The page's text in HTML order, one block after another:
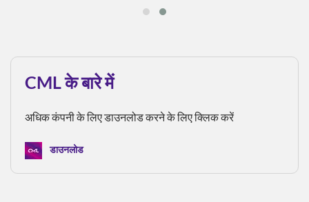
CML के बारे में
अधिक कंपनी के लिए डाउनलोड करने के लिए क्लिक करें
डाउनलोड